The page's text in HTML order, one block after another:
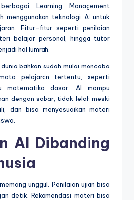
Learning Management
menggunakan teknologi AI untuk
Fitur-fitur seperti penilaian
belajar personal, hingga tutor
hal lumrah.
bahkan sudah mulai mencoba
pelajaran tertentu, seperti
matematika dasar. AI mampu
dengan sabar, tidak lelah meski
dan bisa menyesuaikan materi
AI Dibanding
unggul. Penilaian ujian bisa
detik. Rekomendasi materi bisa